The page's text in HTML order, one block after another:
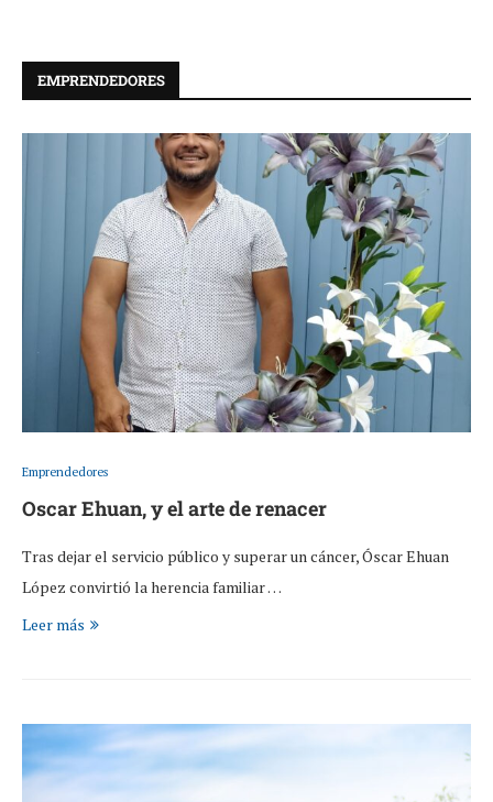
EMPRENDEDORES
Emprendedores
Oscar Ehuan, y el arte de renacer
Tras dejar el servicio público y superar un cáncer, Óscar Ehuan
López convirtió la herencia familiar …
Leer más